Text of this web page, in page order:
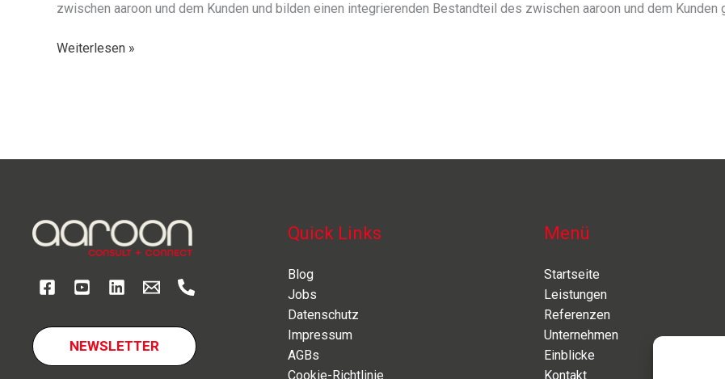
zwischen aaroon und dem Kunden und bilden einen inte­grie­ren­den Bestandteil des zwischen aaroon und dem
AGBs
Weiterlesen »
NEWSLETTER
Quick Links
Blog
Jobs
Datenschutz
Impressum
AGBs
Cookie-Richtlinie
Menü
Startseite
Leistungen
Referenzen
Unternehmen
Einblicke
Kontakt